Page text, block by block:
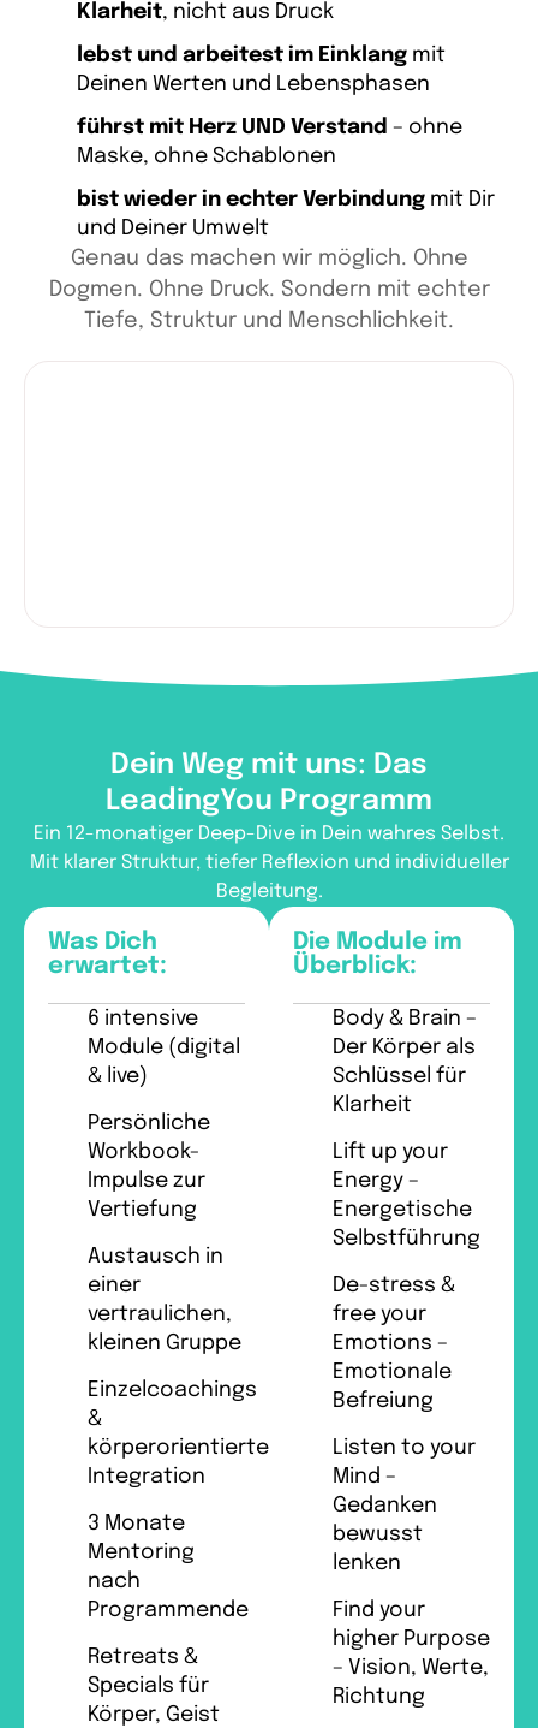
Klarheit, nicht aus Druck
lebst und arbeitest im Einklangmit
Deinen Werten und Lebensphasen
führst mit Herz UND Verstand – ohne
Maske, ohne Schablonen
bist wieder in echter Verbindungmit Dir
und Deiner Umwelt
Genau das machen wir möglich. Ohne
Dogmen. Ohne Druck. Sondern mit echter
Tiefe, Struktur und Menschlichkeit.
Dein Weg mit uns: Das
LeadingYou Programm
Ein 12-monatiger Deep-Dive in Dein wahres Selbst.
Mit klarer Struktur, tiefer Reflexion und individueller
Begleitung.
Was Dich
erwartet:
6 intensive
Module (digital
& live)
Persönliche
Workbook-
Impulse zur
Vertiefung
Austausch in
einer
vertraulichen,
kleinen Gruppe
Einzelcoachings
&
körperorientierte
Integration
3 Monate
Mentoring
nach
Programmende
Retreats &
Specials für
Körper, Geist
Die Module im
Überblick:
Body & Brain –
Der Körper als
Schlüssel für
Klarheit
Lift up your
Energy –
Energetische
Selbstführung
De-stress &
free your
Emotions –
Emotionale
Befreiung
Listen to your
Mind –
Gedanken
bewusst
lenken
Find your
higher Purpose
– Vision, Werte,
Richtung